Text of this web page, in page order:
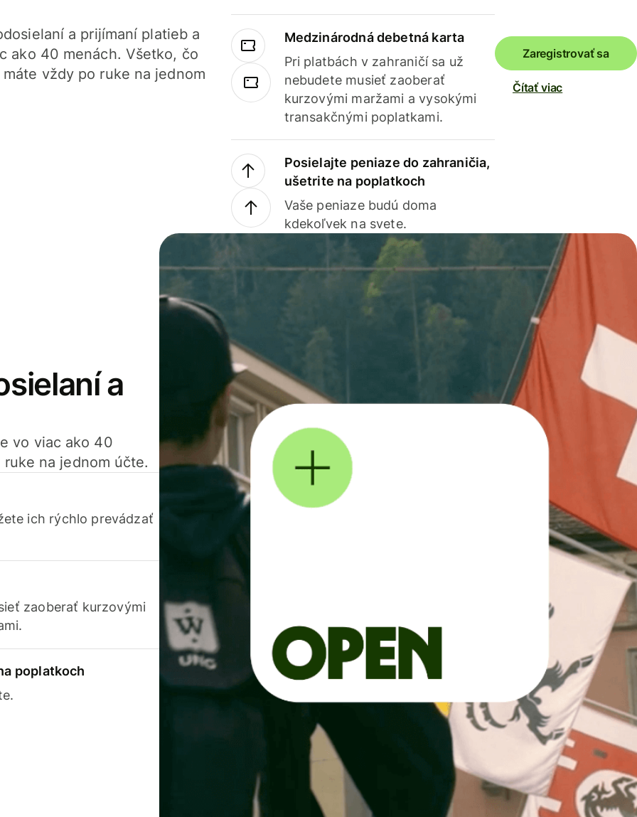
a prijímaní platieb a
ako 40 menách. Všetko, čo
vždy po ruke na jednom
Medzinárodná debetná karta
Pri platbách v zahraničí sa už
nebudete musieť zaoberať
kurzovými maržami a vysokými
transakčnými poplatkami.
Posielajte peniaze do zahraničia,
ušetrite na poplatkoch
Vaše peniaze budú doma
kdekoľvek na svete.
Zaregistrovať sa
Čítať viac
a
vo viac ako 40
na jednom účte.
ich rýchlo prevádzať
zaoberať kurzovými
poplatkoch